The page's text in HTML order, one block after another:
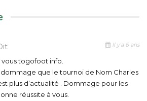
Il y'a 6 ans
vous togofoot info.
dommage que le tournoi de Nom Charles
plus d’actualité . Dommage pour les
réussite à vous.